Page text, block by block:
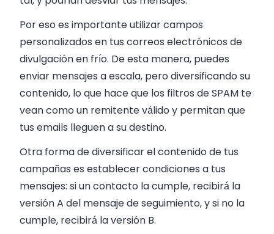
Por eso es importante utilizar campos
personalizados en tus correos electrónicos de
divulgación en frío. De esta manera, puedes
enviar mensajes a escala, pero diversificando su
contenido, lo que hace que los filtros de SPAM te
vean como un remitente válido y permitan que
tus emails lleguen a su destino.
Otra forma de diversificar el contenido de tus
campañas es establecer condiciones a tus
mensajes: si un contacto la cumple, recibirá la
versión A del mensaje de seguimiento, y si no la
cumple, recibirá la versión B.